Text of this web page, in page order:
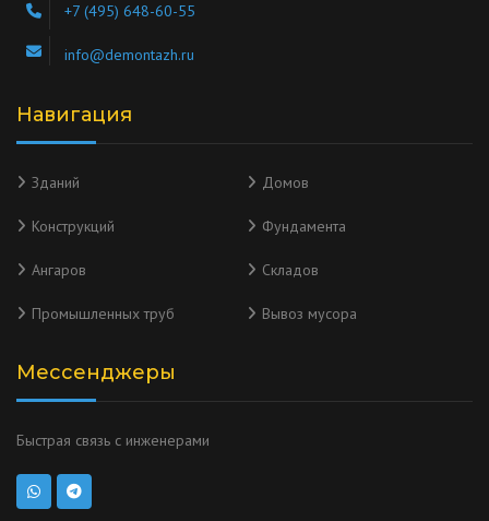
+7 (495) 648-60-55
info@demontazh.ru
Навигация
Зданий Домов
Конструкций Фундамента
Ангаров Складов
Промышленных труб Вывоз мусора
Мессенджеры
Быстрая связь с инженерами